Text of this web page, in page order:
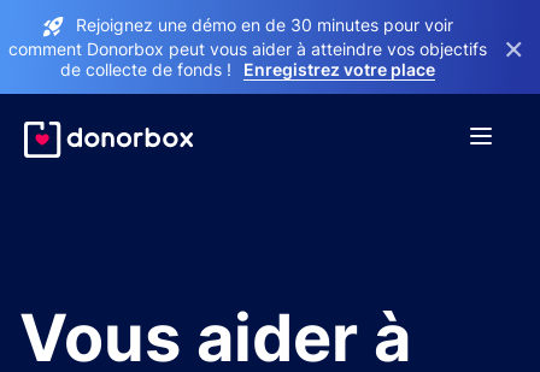
Rejoignez une démo en de 30 minutes pour voir
comment Donorbox peut vous aider à atteindre vos objectifs
de collecte de fonds !
Enregistrez votre place
×
Vous aider à